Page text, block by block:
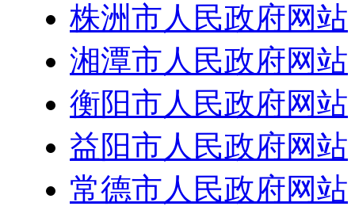
株洲市人民政府网站
湘潭市人民政府网站
衡阳市人民政府网站
益阳市人民政府网站
常德市人民政府网站